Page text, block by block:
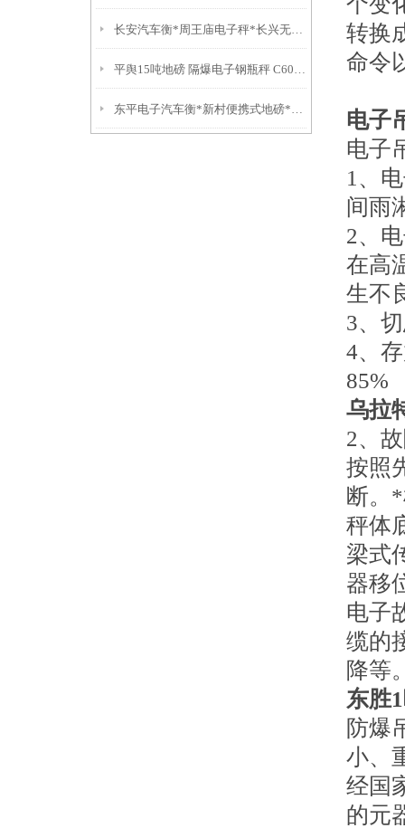
长安汽车衡*周王庙电子秤*长兴无人值守地磅*安吉便携式汽车衡
平舆15吨地磅 隔爆电子钢瓶秤 C602控制仪表电子秤重量校正：
东平电子汽车衡*新村便携式地磅*枫桥地磅*横沙地磅*观前汽车衡
转换
命令
电子
电子
1 、
间雨
2、
在高
生不
3、
4、
85%
乌拉
2、
按照
断。
秤体
梁式
器移
电子
缆的
降等
东胜
防爆
小、
经国
的元